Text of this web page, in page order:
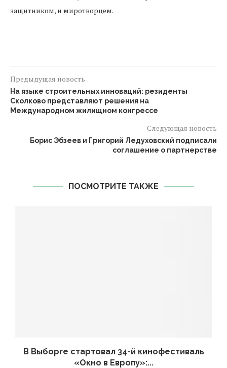
защитником, и миротворцем.
Предыдущая новость
На языке строительных инноваций: резиденты
Сколково представляют решения на
Международном жилищном конгрессе
Следующая новость
Борис Эбзеев и Григорий Ледуховский подписали
соглашение о партнерстве
ПОСМОТРИТЕ ТАКЖЕ
В Выборге стартовал 34-й кинофестиваль
«Окно в Европу»:...